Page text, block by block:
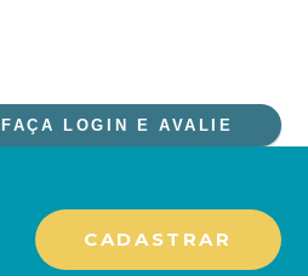
FAÇA LOGIN E AVALIE